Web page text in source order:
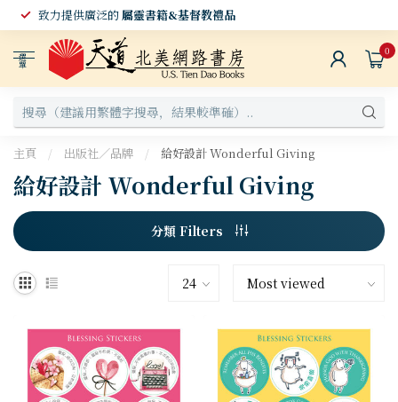
致力提供廣泛的屬靈書籍&基督教禮品
選
單
0
主頁 / 出版社／品牌 / 給好設計 Wonderful Giving
給好設計 Wonderful Giving
分類 Filters